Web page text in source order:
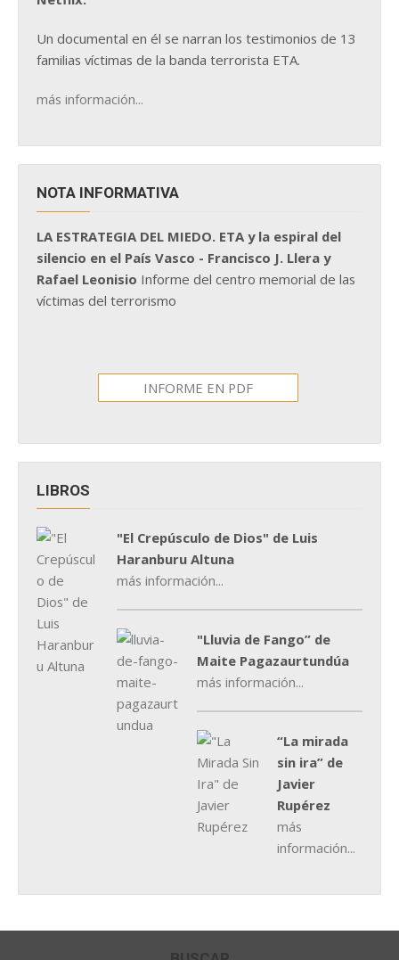
Un documental en él se narran los testimonios de 13
familias víctimas de la banda terrorista ETA.
más información...
NOTA INFORMATIVA
LA ESTRATEGIA DEL MIEDO. ETA y la espiral del
silencio en el País Vasco - Francisco J. Llera y
Rafael Leonisio Informe del centro memorial de las
víctimas del terrorismo
INFORME EN PDF
LIBROS
"El Crepúsculo de Dios" de Luis
Haranburu Altuna
más información...
"Lluvia de Fango” de
Maite Pagazaurtundúa
más información...
“La mirada
sin ira” de
Javier
Rupérez
más
información...